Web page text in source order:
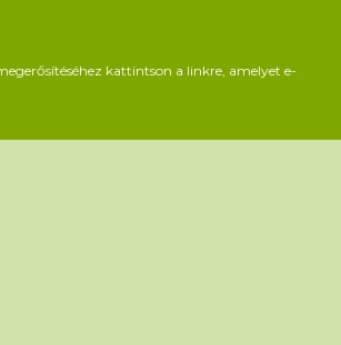
kattintson a linkre, amelyet e-